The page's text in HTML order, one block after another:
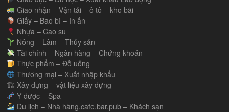
Giao nhận – Vận tải – ô tô – kho bãi
Giấy – Bao bì – In ấn
Nhựa – Cao su
Nông – Lâm – Thủy sản
Tài chính – Ngân hàng – Chứng khoán
Thực phẩm – Đồ uống
Thương mại – Xuất nhập khẩu
🏗 Xây dựng – vật liệu xây dựng
Y dược – Spa
Du lịch – Nhà hàng,cafe,bar,pub – Khách sạn